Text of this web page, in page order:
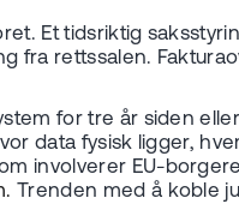
Et tidsriktig
fra rettssalen.
for tre år siden
data fysisk ligger,
involverer EU-
Trenden med å koble